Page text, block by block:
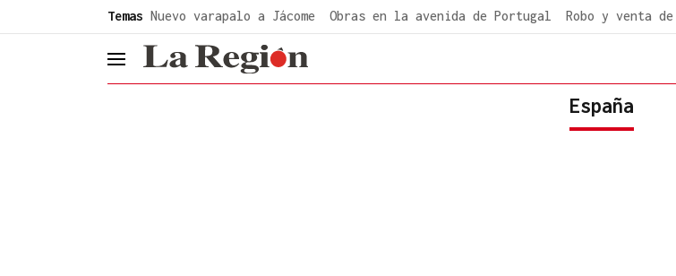
Temas Nuevo varapalo a Jácome Obras en la avenida de Portugal Robo y venta
header.menu.open
España